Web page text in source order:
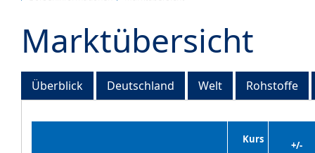
Marktübersicht
Überblick Deutschland Welt Rohstoffe
Kurs
+/-